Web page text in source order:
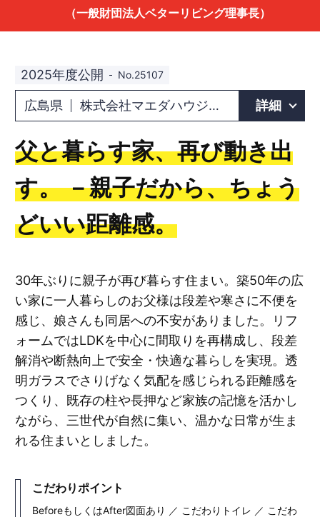
（一般財団法人ベターリビング理事長）
2025年度公開 No.25107
広島県 株式会社マエダハウジング 東広島店 詳細
父と暮らす家、再び動き出
す。 －親子だから、ちょう
どいい距離感。
30年ぶりに親子が再び暮らす住まい。築50年の広
い家に一人暮らしのお父様は段差や寒さに不便を
感じ、娘さんも同居への不安がありました。リフ
ォームではLDKを中心に間取りを再構成し、段差
解消や断熱向上で安全・快適な暮らしを実現。透
明ガラスでさりげなく気配を感じられる距離感を
つくり、既存の柱や長押など家族の記憶を活かし
ながら、三世代が自然に集い、温かな日常が生ま
れる住まいとしました。
こだわりポイント
BeforeもしくはAfter図面あり ／ こだわりトイレ ／ こだわ